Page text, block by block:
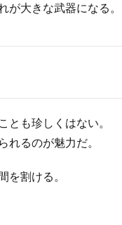
大きな武器になる。
も珍しくはない。
るのが魅力だ。
を割ける。